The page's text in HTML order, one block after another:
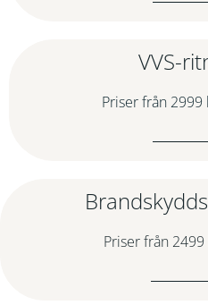
VVS-
Priser från 2999
Priser från